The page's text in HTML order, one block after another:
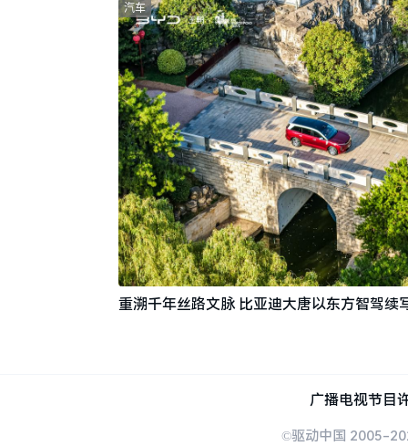
重溯千年丝路文脉 比亚迪大唐以东方智驾续
汽车
©驱动中国 2005-
广播电视节目